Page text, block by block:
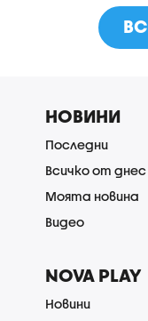
НОВИНИ
Последни
Всичко от днес
Моята новина
Видео
NOVA PLAY
Новини